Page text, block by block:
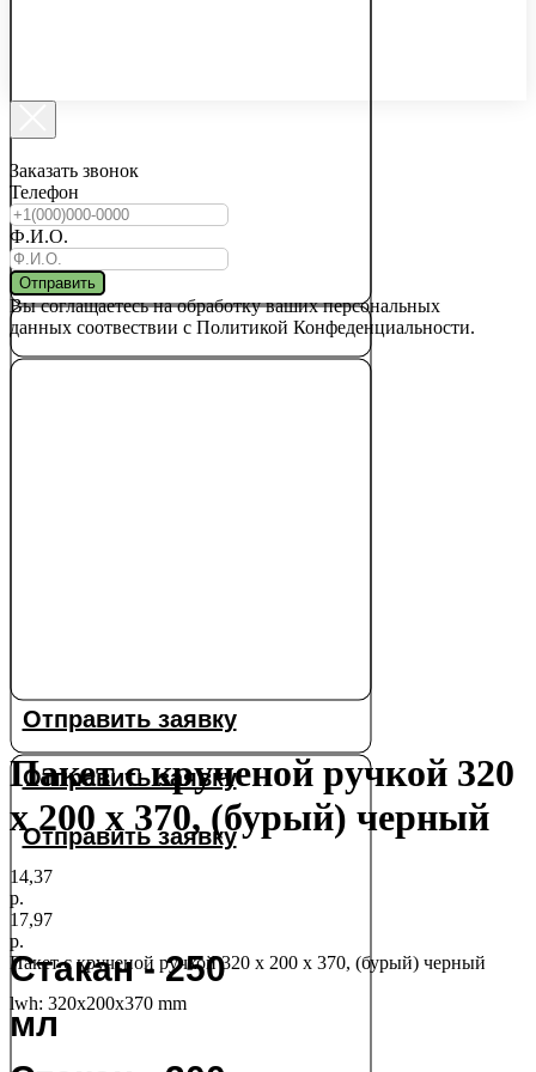
Отправить заявку
Отправить заявку
Отправить заявку
Стакан - 250
мл
Заказать звонок
Телефон
Ф.И.О.
Отправить
Вы соглащаетесь на обработку ваших персональных
данных соотвествии с Политикой Конфеденциальности.
Пакет с крученой ручкой 320
х 200 х 370, (бурый) черный
14,37
р.
17,97
р.
Пакет с крученой ручкой 320 х 200 х 370, (бурый) черный
lwh: 320x200x370 mm